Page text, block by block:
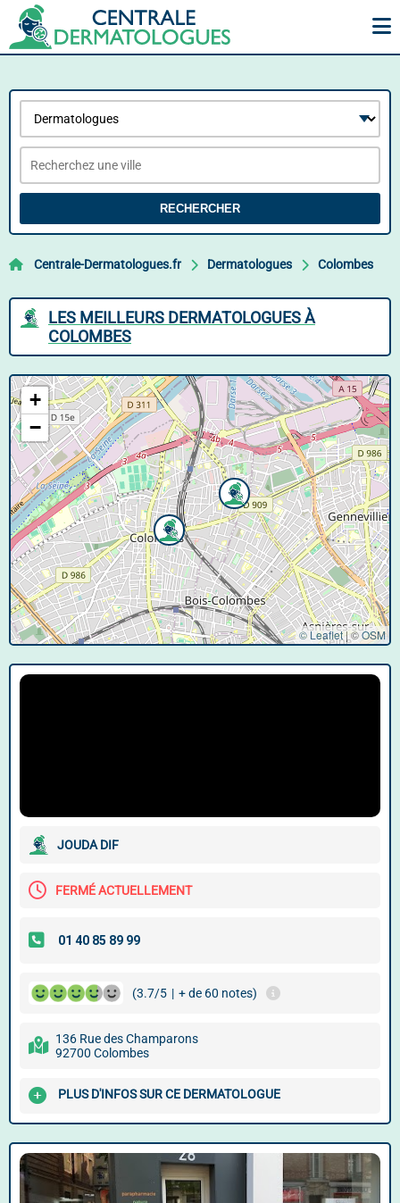
RECHERCHER
Centrale-Dermatologues.fr Dermatologues Colombes
LES MEILLEURS DERMATOLOGUES À
COLOMBES
+
−
© Leaflet|©OSM
JOUDA DIF
FERMÉ ACTUELLEMENT
(3.7/5 | + de 60 notes)
136 Rue des Champarons
92700 Colombes
PLUS D'INFOS SUR CE DERMATOLOGUE